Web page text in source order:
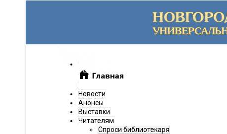
Новости
Анонсы
Выставки
Читателям
Спроси библиотекаря